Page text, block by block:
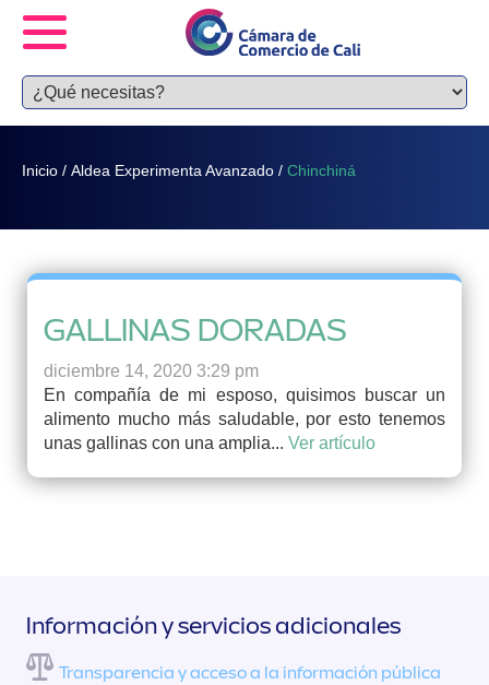
Inicio / Aldea Experimenta Avanzado / Chinchiná
GALLINAS DORADAS
diciembre 14, 2020 3:29 pm
En compañía de mi esposo, quisimos buscar un
alimento mucho más saludable, por esto tenemos
unas gallinas con una amplia... Ver artículo
Información y servicios adicionales
Transparencia y acceso a la información pública